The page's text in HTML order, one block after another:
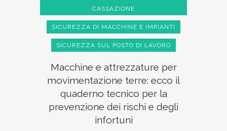
CASSAZIONE
SICUREZZA DI MACCHINE E IMPIANTI
SICUREZZA SUL POSTO DI LAVORO
Macchine e attrezzature per
movimentazione terre: ecco il
quaderno tecnico per la
prevenzione dei rischi e degli
infortuni